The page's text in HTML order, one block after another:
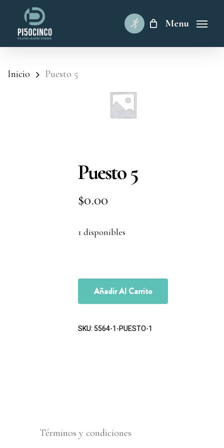
content
Menu
Inicio Puesto 5
Puesto 5
$0.00
1 disponibles
Añadir Al Carrito
SKU:5564-1-PUESTO-1
Términos y condiciones